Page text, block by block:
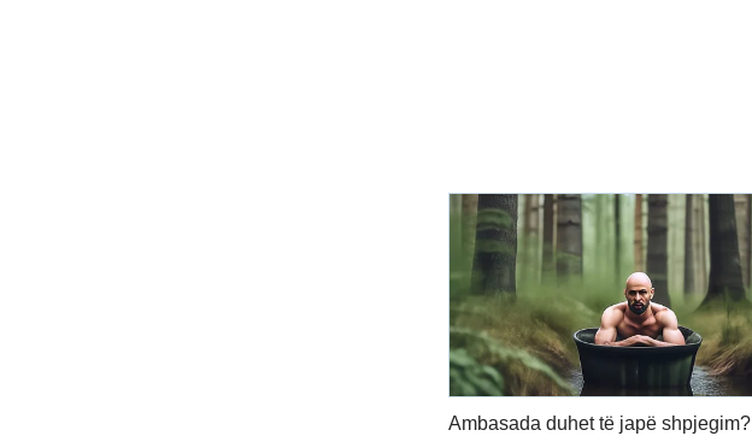
Ambasada duhet të japë shpjegim?